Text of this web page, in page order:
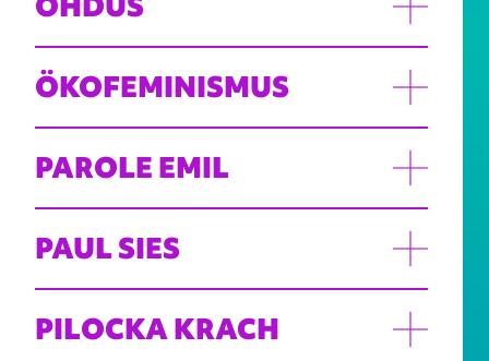
ÖKOFEMINISMUS
PAROLE EMIL
PAUL SIES
PILOCKA KRACH